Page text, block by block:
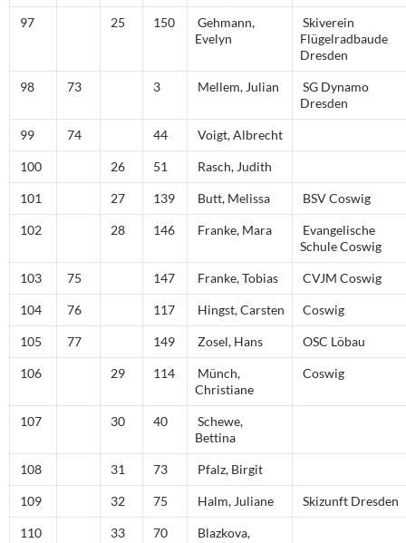
97 25 150
Gehmann,
Evelyn
Skiverein
Flügelradbaude
Dresden
98 73 3 Mellem, Julian
SG Dynamo
Dresden
99 74 44 Voigt, Albrecht
100 26 51 Rasch, Judith
101 27 139 Butt, Melissa BSV Coswig
102 28 146 Franke, Mara
Evangelische
Schule Coswig
103 75 147 Franke, Tobias CVJM Coswig
104 76 117 Hingst, Carsten Coswig
105 77 149 Zosel, Hans OSC Löbau
106 29 114
Münch,
Christiane
Coswig
107 30 40
Schewe,
Bettina
108 31 73 Pfalz, Birgit
109 32 75 Halm, Juliane Skizunft Dresden
110 33 70
Blazkova,